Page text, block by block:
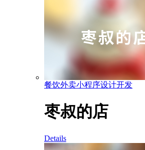
餐饮外卖小程序设计开发
枣叔的店
Details